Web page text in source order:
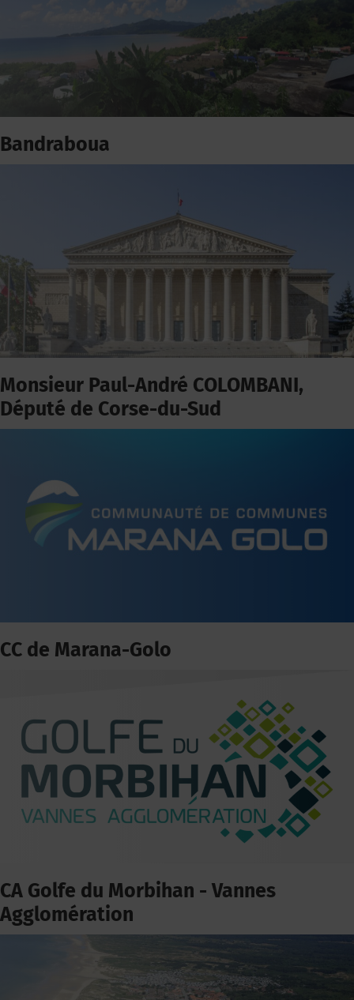
Bandraboua
Monsieur Paul-André COLOMBANI,
Député de Corse-du-Sud
CC de Marana-Golo
CA Golfe du Morbihan - Vannes
Agglomération